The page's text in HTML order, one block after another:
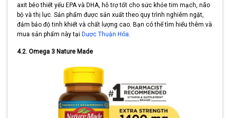
axit béo thiết yếu EPA và DHA, hỗ trợ tốt cho sức khỏe tim mạch, não
bộ và thị lực. Sản phẩm được sản xuất theo quy trình nghiêm ngặt,
đảm bảo độ tinh khiết và chất lượng cao. Bạn có thể tìm hiểu thêm và
mua sản phẩm này tại Dược Thuận Hóa
4.2. Omega 3 Nature Made